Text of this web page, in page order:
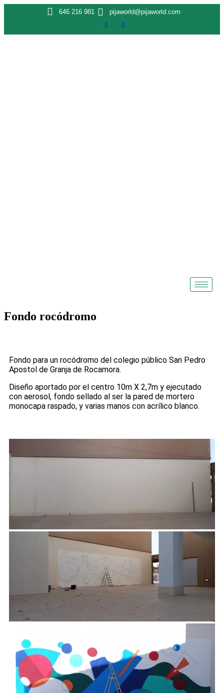
646 216 981 pijaworld@pijaworld.com
Fondo rocódromo
14
agosto,
202310
enero,
2026
Fondo para un rocódromo del colegio público San Pedro
Apostol de Granja de Rocamora.
Diseño aportado por el centro 10m X 2,7m y ejecutado
con aerosol, fondo sellado al ser la pared de mortero
monocapa raspado, y varias manos con acrílico blanco.